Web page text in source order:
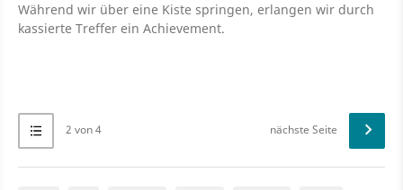
Während wir über eine Kiste springen, erlangen wir durch
kassierte Treffer ein Achievement.
2 von 4 nächste Seite